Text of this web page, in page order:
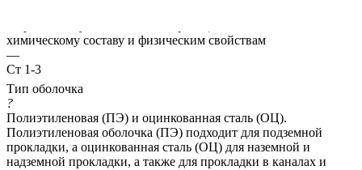
химическому составу и физическим свойствам
—
Ст 1-3
Тип оболочка
?
Полиэтиленовая (ПЭ) и оцинкованная сталь (ОЦ).
Полиэтиленовая оболочка (ПЭ) подходит для подземной
прокладки, а оцинкованная сталь (ОЦ) для наземной и
надземной прокладки, а также для прокладки в каналах и